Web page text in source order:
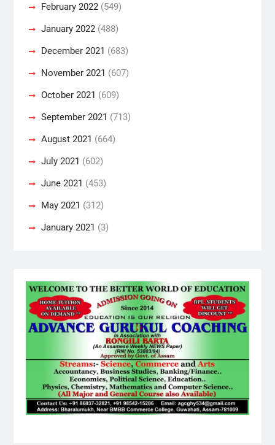
February 2022(549)
January 2022(488)
December 2021 (683)
November 2021 (607)
October 2021 (609)
September 2021 (713)
August 2021 (664)
July 2021 (602)
June 2021 (453)
May 2021 (312)
January 2021 (3)